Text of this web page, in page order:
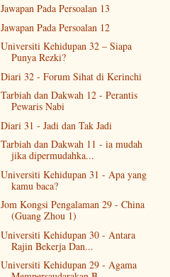
Jawapan Pada Persoalan 13
Jawapan Pada Persoalan 12
Universiti Kehidupan 32 – Siapa
Punya Rezki?
Diari 32 - Forum Sihat di Kerinchi
Tarbiah dan Dakwah 12 - Perantis
Pewaris Nabi
Diari 31 - Jadi dan Tak Jadi
Tarbiah dan Dakwah 11 - ia mudah
jika dipermudahka...
Universiti Kehidupan 31 - Apa yang
kamu baca?
Jom Kongsi Pengalaman 29 - China
(Guang Zhou 1)
Universiti Kehidupan 30 - Antara
Rajin Bekerja Dan...
Universiti Kehidupan 29 - Agama